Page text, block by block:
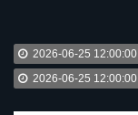
2026-06-25 12:00:00
2026-06-25 12:00:00